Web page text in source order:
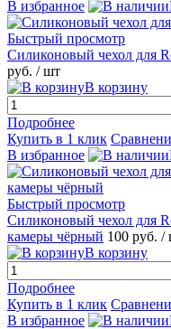
В избранное
Быстрый просмотр
Силиконовый чехол для
руб. / шт
В корзину
Подробнее
Купить в 1 клик
В избранное
Быстрый просмотр
Силиконовый чехол для
камеры чёрный 100 руб. /
В корзину
Подробнее
Купить в 1 клик
В избранное